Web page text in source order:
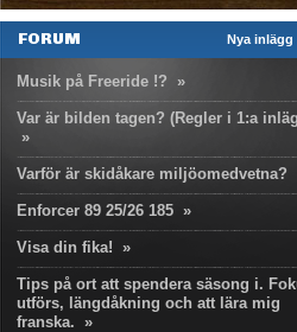
Nya inlägg
FORUM
Musik på Freeride !? »
Var är bilden tagen? (Regler i 1:a
»
Varför är skidåkare miljöomedvetna?
Enforcer 89 25/26 185 »
Visa din fika! »
Tips på ort att spendera säsong i.
utförs, längdåkning och att lära mig
franska. »